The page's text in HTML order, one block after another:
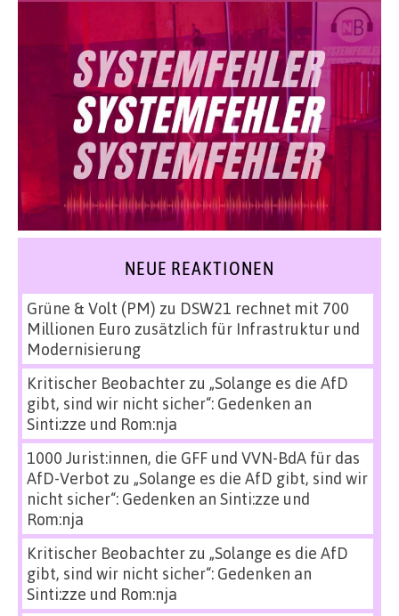
NEUE REAKTIONEN
Grüne & Volt (PM) zu DSW21 rechnet mit 700
Millionen Euro zusätzlich für Infrastruktur und
Modernisierung
Kritischer Beobachterzu „Solange es die AfD
gibt, sind wir nicht sicher“: Gedenken an
Sinti:zze und Rom:nja
1000 Jurist:innen, die GFF und VVN-BdA für das
AfD-Verbot zu „Solange es die AfD gibt, sind wir
nicht sicher“: Gedenken an Sinti:zze und
Rom:nja
Kritischer Beobachterzu „Solange es die AfD
gibt, sind wir nicht sicher“: Gedenken an
Sinti:zze und Rom:nja